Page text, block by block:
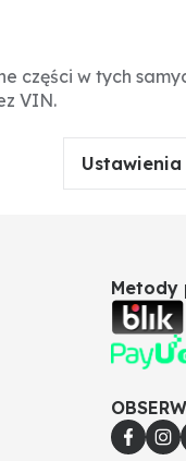
części w tych
VIN.
Metody